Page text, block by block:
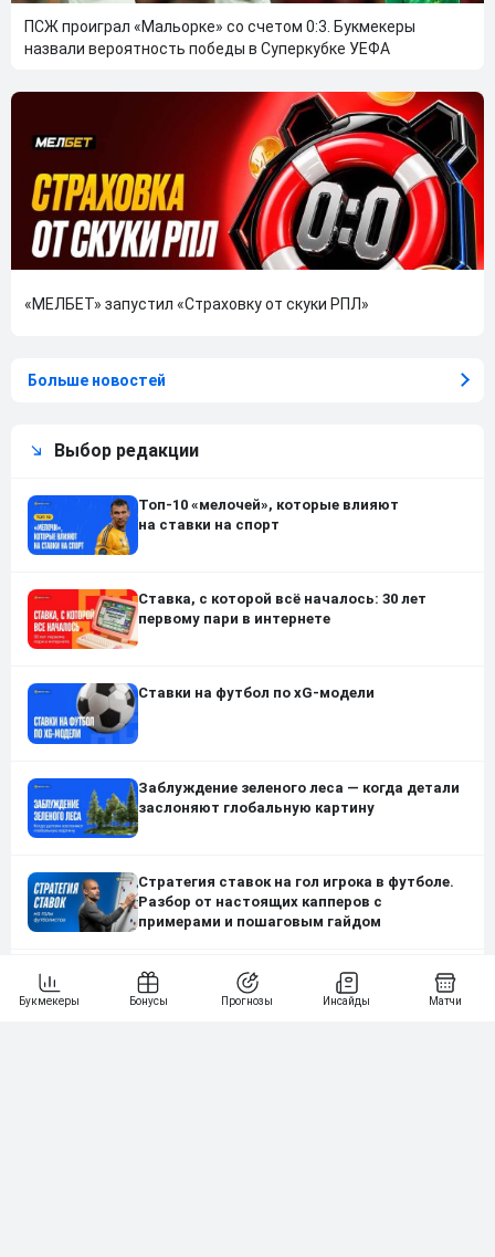
ПСЖ проиграл «Мальорке» со счетом 0:3. Букмекеры
назвали вероятность победы в Суперкубке УЕФА
«МЕЛБЕТ» запустил «Страховку от скуки РПЛ»
Больше новостей
Выбор редакции
Топ-10 «мелочей», которые влияют
на ставки на спорт
Ставка, с которой всё началось: 30 лет
первому пари в интернете
Ставки на футбол по xG-модели
Заблуждение зеленого леса — когда детали
заслоняют глобальную картину
Стратегия ставок на гол игрока в футболе.
Разбор от настоящих капперов с
примерами и пошаговым гайдом
Сравнение букмекеров. Узнайте, кто
лучший, в два клика